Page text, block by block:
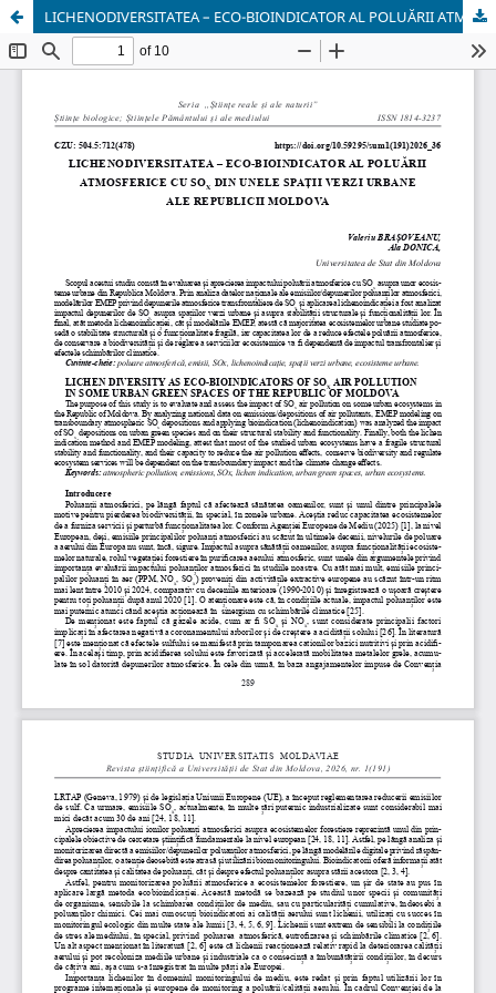
LICHENODIVERSITATEA – ECO-BIOINDICATOR AL POLUĂRII ATMOSFERICE CU SOX DIN UNELE SPAȚII VERZI URBANE ALE REPUBLICII MOLDOVA